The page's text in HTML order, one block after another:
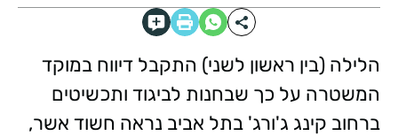
הלילה (בין ראשון לשני) התקבל דיווח במוקד
המשטרה על כך שבחנות לביגוד ותכשיטים
ברחוב קינג ג'ורג' בתל אביב נראה חשוד אשר,